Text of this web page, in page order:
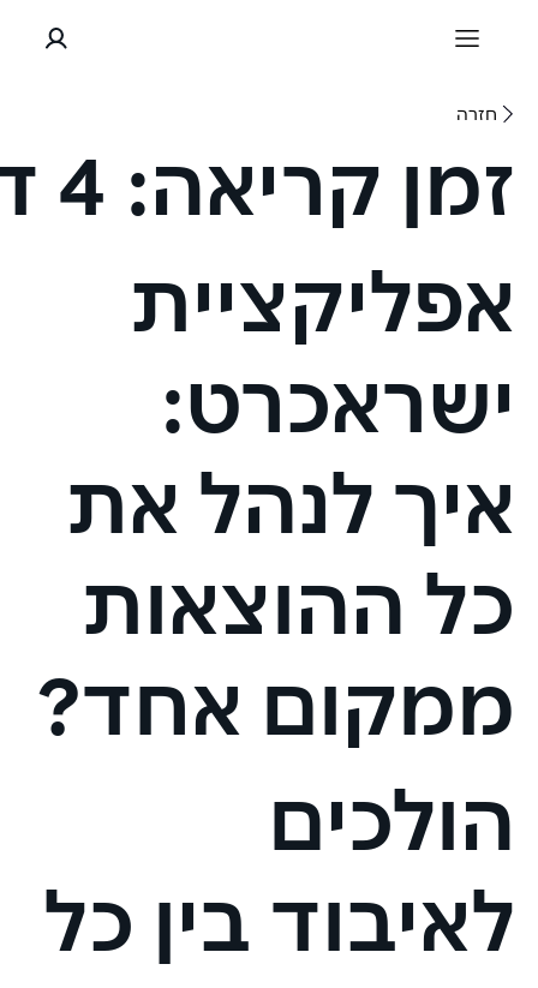
חזרה
זמן קריאה: 4 דקות
אפליקציית
ישראכרט:
איך לנהל את
כל ההוצאות
ממקום אחד?
הולכים
לאיבוד בין כל